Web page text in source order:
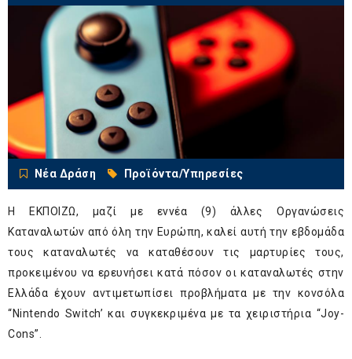
Νέα Δράση Προϊόντα/Υπηρεσίες
Η ΕΚΠΟΙΖΩ, μαζί με εννέα (9) άλλες Οργανώσεις
Καταναλωτών από όλη την Ευρώπη, καλεί αυτή την εβδομάδα
τους καταναλωτές να καταθέσουν τις μαρτυρίες τους,
προκειμένου να ερευνήσει κατά πόσον οι καταναλωτές στην
Ελλάδα έχουν αντιμετωπίσει προβλήματα με την κονσόλα
“Nintendo Switch’ και συγκεκριμένα με τα χειριστήρια “Joy-
Cons”.